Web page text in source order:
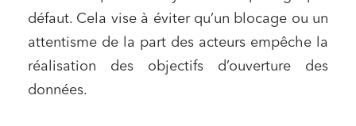
défaut. Cela vise à éviter qu’un blocage ou un
attentisme de la part des acteurs empêche la
réalisation des objectifs d’ouverture des
données.